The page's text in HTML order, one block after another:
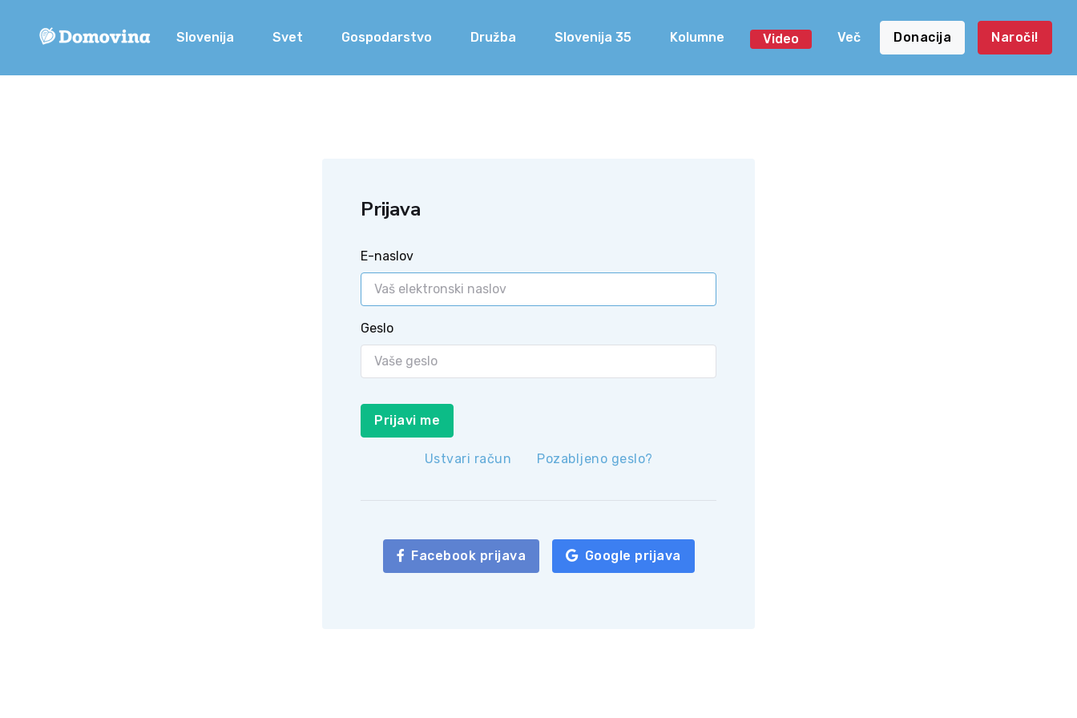
Slovenija Svet Gospodarstvo Družba Slovenija 35 Kolumne Video Več Donacija Naroči!
Prijava
E-naslov
Geslo
Prijavi me
Ustvari račun Pozabljeno geslo?
Facebook prijava Google prijava